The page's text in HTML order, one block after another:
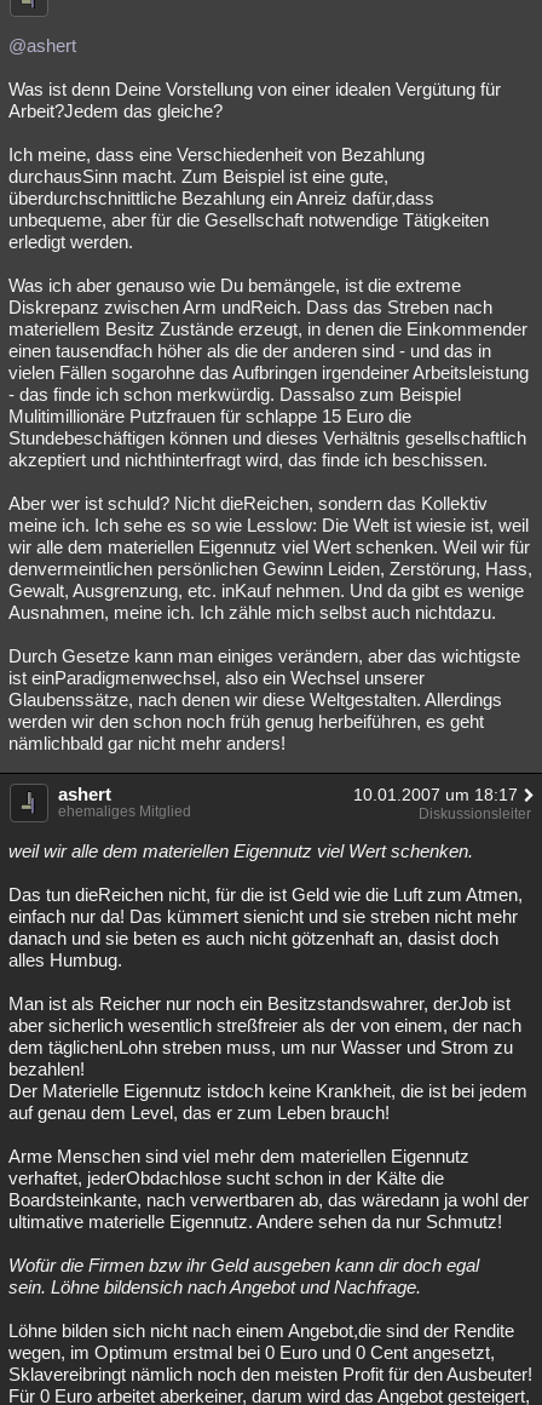
@ashert
Was ist denn Deine Vorstellung von einer idealen Vergütung für
Arbeit?Jedem das gleiche?
Ich meine, dass eine Verschiedenheit von Bezahlung
durchausSinn macht. Zum Beispiel ist eine gute,
überdurchschnittliche Bezahlung ein Anreiz dafür,dass
unbequeme, aber für die Gesellschaft notwendige Tätigkeiten
erledigt werden.
Was ich aber genauso wie Du bemängele, ist die extreme
Diskrepanz zwischen Arm undReich. Dass das Streben nach
materiellem Besitz Zustände erzeugt, in denen die Einkommender
einen tausendfach höher als die der anderen sind - und das in
vielen Fällen sogarohne das Aufbringen irgendeiner Arbeitsleistung
- das finde ich schon merkwürdig. Dassalso zum Beispiel
Mulitimillionäre Putzfrauen für schlappe 15 Euro die
Stundebeschäftigen können und dieses Verhältnis gesellschaftlich
akzeptiert und nichthinterfragt wird, das finde ich beschissen.
Aber wer ist schuld? Nicht dieReichen, sondern das Kollektiv
meine ich. Ich sehe es so wie Lesslow: Die Welt ist wiesie ist, weil
wir alle dem materiellen Eigennutz viel Wert schenken. Weil wir für
denvermeintlichen persönlichen Gewinn Leiden, Zerstörung, Hass,
Gewalt, Ausgrenzung, etc. inKauf nehmen. Und da gibt es wenige
Ausnahmen, meine ich. Ich zähle mich selbst auch nichtdazu.
Durch Gesetze kann man einiges verändern, aber das wichtigste
ist einParadigmenwechsel, also ein Wechsel unserer
Glaubenssätze, nach denen wir diese Weltgestalten. Allerdings
werden wir den schon noch früh genug herbeiführen, es geht
nämlichbald gar nicht mehr anders!
ashert 10.01.2007 um 18:17
ehemaliges Mitglied Diskussionsleiter
weil wir alle dem materiellen Eigennutz viel Wert schenken.
Das tun dieReichen nicht, für die ist Geld wie die Luft zum Atmen,
einfach nur da! Das kümmert sienicht und sie streben nicht mehr
danach und sie beten es auch nicht götzenhaft an, dasist doch
alles Humbug.
Man ist als Reicher nur noch ein Besitzstandswahrer, derJob ist
aber sicherlich wesentlich streßfreier als der von einem, der nach
dem täglichenLohn streben muss, um nur Wasser und Strom zu
bezahlen!
Der Materielle Eigennutz istdoch keine Krankheit, die ist bei jedem
auf genau dem Level, das er zum Leben brauch!
Arme Menschen sind viel mehr dem materiellen Eigennutz
verhaftet, jederObdachlose sucht schon in der Kälte die
Boardsteinkante, nach verwertbaren ab, das wäredann ja wohl der
ultimative materielle Eigennutz. Andere sehen da nur Schmutz!
Wofür die Firmen bzw ihr Geld ausgeben kann dir doch egal
sein. Löhne bildensich nach Angebot und Nachfrage.
Löhne bilden sich nicht nach einem Angebot,die sind der Rendite
wegen, im Optimum erstmal bei 0 Euro und 0 Cent angesetzt,
Sklavereibringt nämlich noch den meisten Profit für den Ausbeuter!
Für 0 Euro arbeitet aberkeiner, darum wird das Angebot gesteigert,